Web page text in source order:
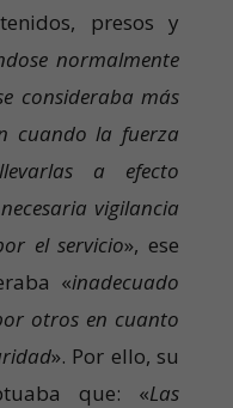
presos y
normalmente
consideraba más
cuando la fuerza
a efecto
vigilancia
el servicio», ese
«inadecuado
otros en cuanto
». Por ello, su
que: «Las